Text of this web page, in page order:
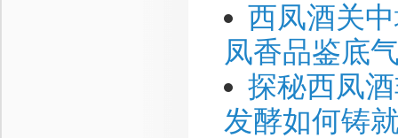
西凤酒关
凤香品鉴底
探秘西凤
发酵如何铸